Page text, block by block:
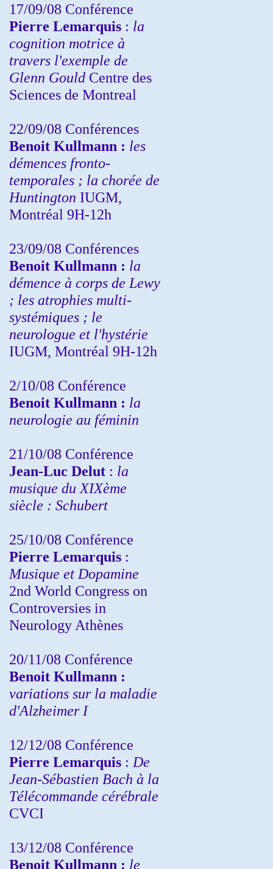
17/09/08 Conférence
Pierre Lemarquis : la
cognition motrice à
travers l'exemple de
Glenn Gould Centre des
Sciences de Montreal
22/09/08 Conférences
Benoit Kullmann : les
démences fronto-
temporales ; la chorée de
Huntington IUGM,
Montréal 9H-12h
23/09/08 Conférences
Benoit Kullmann : la
démence à corps de Lewy
; les atrophies multi-
systémiques ; le
neurologue et l'hystérie
IUGM, Montréal 9H-12h
2/10/08 Conférence
Benoit Kullmann : la
neurologie au féminin
21/10/08 Conférence
Jean-Luc Delut : la
musique du XIXème
siècle : Schubert
25/10/08 Conférence
Pierre Lemarquis :
Musique et Dopamine
2nd World Congress on
Controversies in
Neurology Athènes
20/11/08 Conférence
Benoit Kullmann :
variations sur la maladie
d'Alzheimer I
12/12/08 Conférence
Pierre Lemarquis : De
Jean-Sébastien Bach à la
Télécommande cérébrale
CVCI
13/12/08 Conférence
Benoit Kullmann : le